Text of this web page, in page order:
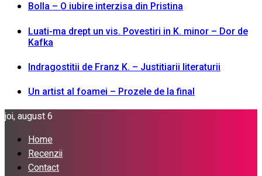
Bolla – O iubire interzisa din Pristina
Luati-ma drept un vis. Povestiri in K. minor – Dor de
Kafka
Indragostitii de Franz K. – Justitiarii literaturii
Un artist al foamei – Prozele de la final
joi, august 6
Home
Recenzii
Contact